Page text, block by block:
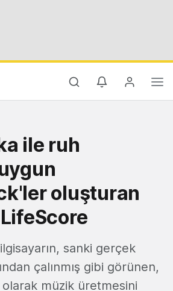
ile ruh
oluşturan
sanki gerçek
çalınmış gibi görünen,
olarak müzik üretmesini